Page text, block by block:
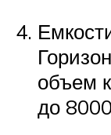
объем
до